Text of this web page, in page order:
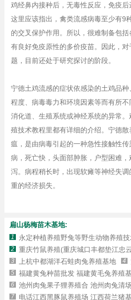
鸡经鼻内接种后，无毒性反应，免疫后
这里应该指出，禽类流感病毒至少有9
的交叉保护作用。所以，很难制备包
有良好免疫原性的多价疫苗。因此，
题，目前还处于研究探讨的阶段。
宁德土鸡流感的症状依感染的土鸡品
程度、病毒毒力和环境因素等而有所不
消化道、生殖系统或神经系统的异常
殖技术教程里都有详细的介绍。宁德
瘟，是由病毒引起的一种急性接触性
病，死亡快，头面部肿胀，户型困难
泻。病程稍长时，出现软瘫等神经失
重的经济损失。
扁山杨梅苗木基地:
1 永定种植养殖野兔等野生动物养殖
2 重庆竹鼠养殖(重庆城口丰都垫江忠
3 上杭中都湖洋石蛙肉兔养殖基地 4
5 福建黄兔种苗批发 福建黄毛兔养殖
6 池州肉兔果子狸养殖合 池州肉兔清场
7 电话江西黑豚鼠养殖场 江西荷兰猪